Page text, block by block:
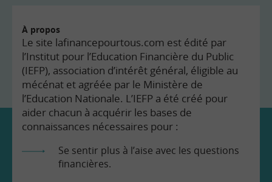
À propos
Le site lafinancepourtous.com est édité par
l’Institut pour l’Education Financière du Public
(IEFP), association d’intérêt général, éligible au
mécénat et agréée par le Ministère de
l’Education Nationale. L’IEFP a été créé pour
aider chacun à acquérir les bases de
connaissances nécessaires pour :
Se sentir plus à l’aise avec les questions
financières.